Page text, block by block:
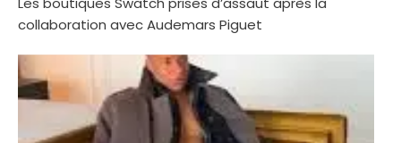
collaboration avec Audemars Piguet